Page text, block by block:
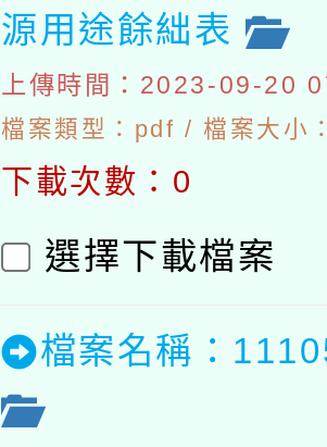
源用途餘絀表
上傳時間：2023-09-20
檔案類型：pdf / 檔案大小
下載次數：0
選擇下載檔案
檔案名稱：